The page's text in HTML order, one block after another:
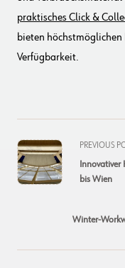
praktisches Click &
bieten
Verfügbarkeit.
<span
class="nav-
subtitle
PREVIOUS
Innovativer
bis Wien
Winter-